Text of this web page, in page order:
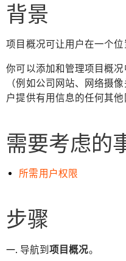
背景
项目概况可让用户在一个位
你可以添加和管理项目概
（例如公司网站、网络摄
户提供有用信息的任何其他
需要考虑的
所需用户权限
步骤
导航到项目概况。